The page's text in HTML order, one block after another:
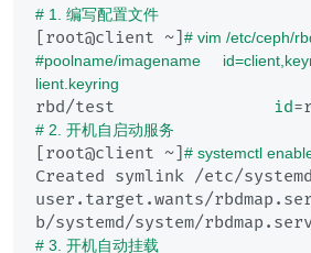
# 1. 编写配置文件
[root@client ~] # vim /etc/ceph/
#poolname/imagename
lient.keyring
rbd/test id
# 2. 开机自启动服务
[root@client ~] # systemctl
Created symlink /etc/
user.target.wants/
# 3. 开机自动挂载